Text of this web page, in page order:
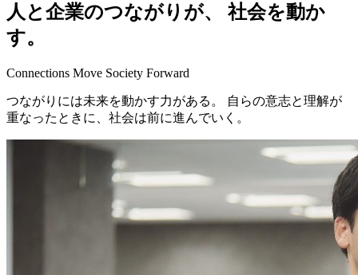
人と企業のつながりが、 社会を動か
す。
Connections Move Society Forward
つながりには未来を動かす力がある。 自らの意志と理解が
重なったときに、社会は前に進んでいく。